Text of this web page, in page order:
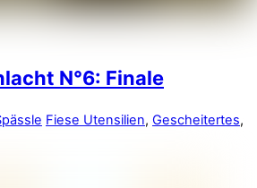
N°6: Finale
Fiese Utensilien, Gescheitertes,